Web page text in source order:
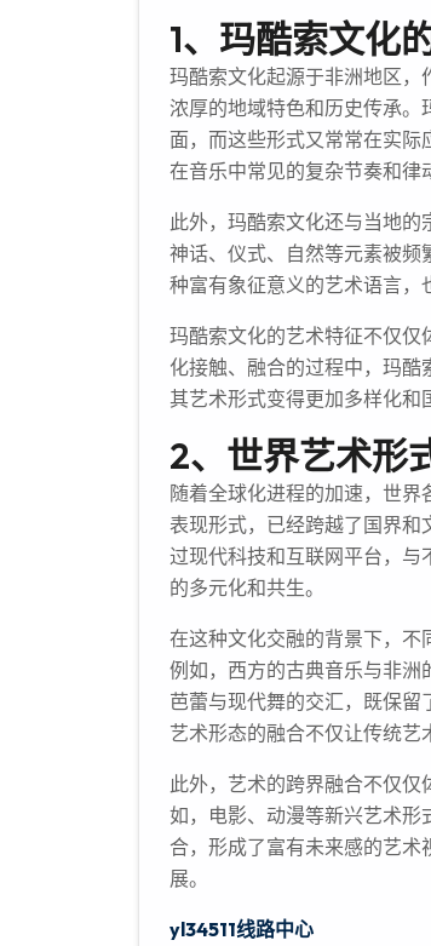
1、玛酷索文化
玛酷索文化起源于非洲地区，
浓厚的地域特色和历史传承
面，而这些形式又常常在实际
在音乐中常见的复杂节奏和律
此外，玛酷索文化还与当地的
神话、仪式、自然等元素被频
种富有象征意义的艺术语言，
玛酷索文化的艺术特征不仅
化接触、融合的过程中，玛
其艺术形式变得更加多样化和
2、世界艺术形
随着全球化进程的加速，世
表现形式，已经跨越了国界和
过现代科技和互联网平台，
的多元化和共生。
在这种文化交融的背景下，不
例如，西方的古典音乐与非洲
芭蕾与现代舞的交汇，既保
艺术形态的融合不仅让传统艺
此外，艺术的跨界融合不仅
如，电影、动漫等新兴艺术形
合，形成了富有未来感的艺
展。
yl34511线路中心